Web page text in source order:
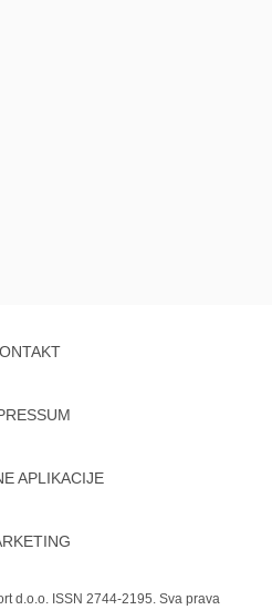
APLIKACIJE
d.o.o. ISSN 2744-2195. Sva prava